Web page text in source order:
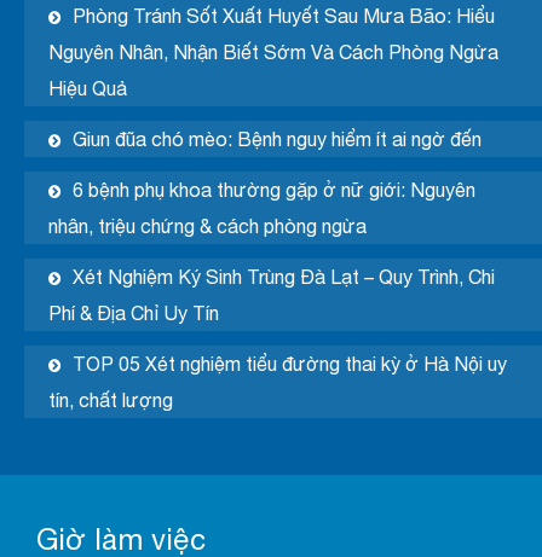
Phòng Tránh Sốt Xuất Huyết Sau Mưa Bão: Hiểu
Nguyên Nhân, Nhận Biết Sớm Và Cách Phòng Ngừa
Hiệu Quả
Giun đũa chó mèo: Bệnh nguy hiểm ít ai ngờ đến
6 bệnh phụ khoa thường gặp ở nữ giới: Nguyên
nhân, triệu chứng & cách phòng ngừa
Xét Nghiệm Ký Sinh Trùng Đà Lạt – Quy Trình, Chi
Phí & Địa Chỉ Uy Tín
TOP 05 Xét nghiệm tiểu đường thai kỳ ở Hà Nội uy
tín, chất lượng
Giờ làm việc